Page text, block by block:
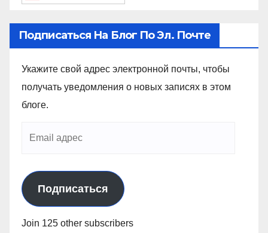
Подписаться На Блог По Эл. Почте
Укажите свой адрес электронной почты, чтобы
получать уведомления о новых записях в этом
блоге.
Подписаться
Join 125 other subscribers